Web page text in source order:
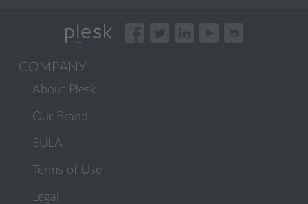
COMPANY
About Plesk
Our Brand
EULA
Terms of Use
Legal